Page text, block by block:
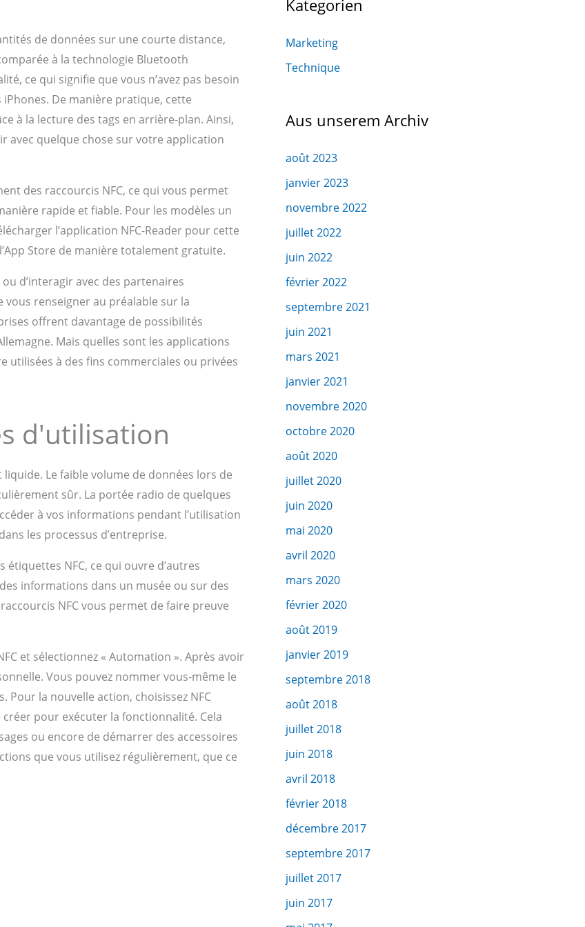
de données sur une courte distance,
à la technologie Bluetooth
ce qui signifie que vous n’avez pas besoin
De manière pratique, cette
à la lecture des tags en arrière-plan. Ainsi,
avec quelque chose sur votre application
des raccourcis NFC, ce qui vous permet
rapide et fiable. Pour les modèles un
l’application NFC-Reader pour cette
Store de manière totalement gratuite.
d’interagir avec des partenaires
renseigner au préalable sur la
offrent davantage de possibilités
Mais quelles sont les applications
utilisées à des fins commerciales ou privées
d'utilisation
Le faible volume de données lors de
sûr. La portée radio de quelques
à vos informations pendant l’utilisation
les processus d’entreprise.
NFC, ce qui ouvre d’autres
informations dans un musée ou sur des
NFC vous permet de faire preuve
et sélectionnez « Automation ». Après avoir
Vous pouvez nommer vous-même le
la nouvelle action, choisissez NFC
pour exécuter la fonctionnalité. Cela
ou encore de démarrer des accessoires
que vous utilisez régulièrement, que ce
Kategorien
Marketing
Technique
Aus unserem Archiv
août 2023
janvier 2023
novembre 2022
juillet 2022
juin 2022
février 2022
septembre 2021
juin 2021
mars 2021
janvier 2021
novembre 2020
octobre 2020
août 2020
juillet 2020
juin 2020
mai 2020
avril 2020
mars 2020
février 2020
août 2019
janvier 2019
septembre 2018
août 2018
juillet 2018
juin 2018
avril 2018
février 2018
décembre 2017
septembre 2017
juillet 2017
juin 2017